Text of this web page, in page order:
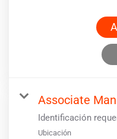
Associate
Identificación
Ubicación